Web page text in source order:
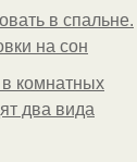
в спальне.
на сон
комнатных
два вида